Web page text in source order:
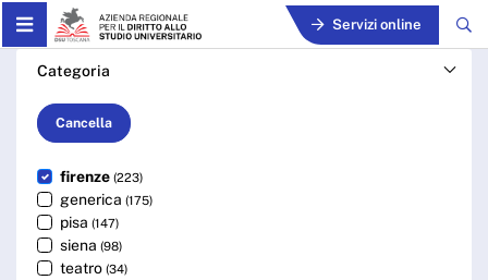
Skip to Main Content Servizi online
Cerca - ARDSU
Categoria
Cancella
firenze (223)
generica (175)
pisa (147)
siena (98)
teatro (34)